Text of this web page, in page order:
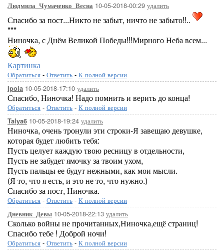
Людмила_Чумаченко_Весна 10-05-2018-00:29 удалить
Спасибо за пост...Никто не забыт, ничто не забыто!!..
***
Ниночка, с Днём Великой Победы!!!Мирного Неба всем...
Картинка
Обратиться - Ответить - К полной версии
Ipola 10-05-2018-17:10 удалить
Спасибо, Ниночка! Надо помнить и верить до конца!
Обратиться - Ответить - К полной версии
Talya6 10-05-2018-19:24 удалить
Ниночка, очень тронули эти строки-Я завещаю девушке,
которая будет любить тебя:
Пусть целует каждую твою ресницу в отдельности,
Пусть не забудет ямочку за твоим ухом,
Пусть пальцы ее будут нежными, как мои мысли.
(Я то, что я есть, и это не то, что нужно.)
Спасибо за пост, Ниночка.
Обратиться - Ответить - К полной версии
Дневник_Девы 10-05-2018-22:13 удалить
Сколько войны не прочитанных,Ниночка,ещё страниц!
Спасибо тебе ! Доброй ночи!
Обратиться - Ответить - К полной версии